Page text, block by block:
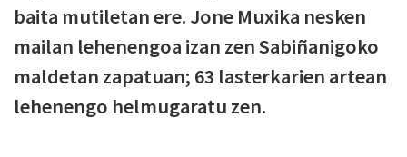
baita mutiletan ere. Jone Muxika nesken
mailan lehenengoa izan zen Sabiñanigoko
maldetan zapatuan; 63 lasterkarien artean
lehenengo helmugaratu zen.